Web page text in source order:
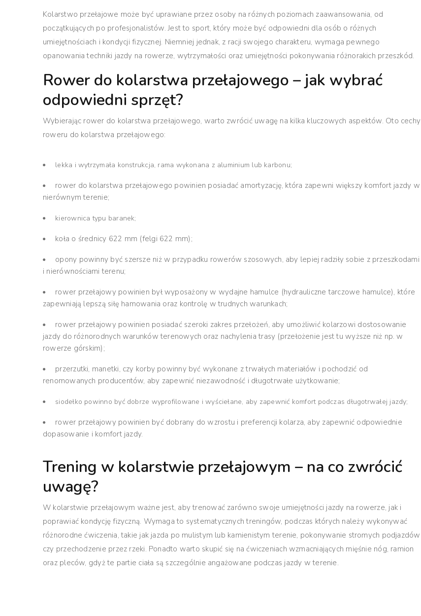
Kolarstwo przełajowe może być uprawiane przez osoby na różnych poziomach zaawansowania, od
początkujących po profesjonalistów. Jest to sport, który może być odpowiedni dla osób o różnych
umiejętnościach i kondycji fizycznej. Niemniej jednak, z racji swojego charakteru, wymaga pewnego
opanowania techniki jazdy na rowerze, wytrzymałości oraz umiejętności pokonywania różnorakich przeszkód.
Rower do kolarstwa przełajowego – jak wybrać
odpowiedni sprzęt?
Wybierając rower do kolarstwa przełajowego, warto zwrócić uwagę na kilka kluczowych aspektów. Oto cechy
roweru do kolarstwa przełajowego:
lekka i wytrzymała konstrukcja, rama wykonana z aluminium lub karbonu;
rower do kolarstwa przełajowego powinien posiadać amortyzację, która zapewni większy komfort jazdy w
nierównym terenie;
kierownica typu baranek;
koła o średnicy 622 mm (felgi 622 mm);
opony powinny być szersze niż w przypadku rowerów szosowych, aby lepiej radziły sobie z przeszkodami
i nierównościami terenu;
rower przełajowy powinien był wyposażony w wydajne hamulce (hydrauliczne tarczowe hamulce), które
zapewniają lepszą siłę hamowania oraz kontrolę w trudnych warunkach;
rower przełajowy powinien posiadać szeroki zakres przełożeń, aby umożliwić kolarzowi dostosowanie
jazdy do różnorodnych warunków terenowych oraz nachylenia trasy (przełożenie jest tu wyższe niż np. w
rowerze górskim);
przerzutki, manetki, czy korby powinny być wykonane z trwałych materiałów i pochodzić od
renomowanych producentów, aby zapewnić niezawodność i długotrwałe użytkowanie;
siodełko powinno być dobrze wyprofilowane i wyściełane, aby zapewnić komfort podczas długotrwałej jazdy;
rower przełajowy powinien być dobrany do wzrostu i preferencji kolarza, aby zapewnić odpowiednie
dopasowanie i komfort jazdy.
Trening w kolarstwie przełajowym – na co zwrócić
uwagę?
W kolarstwie przełajowym ważne jest, aby trenować zarówno swoje umiejętności jazdy na rowerze, jak i
poprawiać kondycję fizyczną. Wymaga to systematycznych treningów, podczas których należy wykonywać
różnorodne ćwiczenia, takie jak jazda po mulistym lub kamienistym terenie, pokonywanie stromych podjazdów
czy przechodzenie przez rzeki. Ponadto warto skupić się na ćwiczeniach wzmacniających mięśnie nóg, ramion
oraz pleców, gdyż te partie ciała są szczególnie angażowane podczas jazdy w terenie.